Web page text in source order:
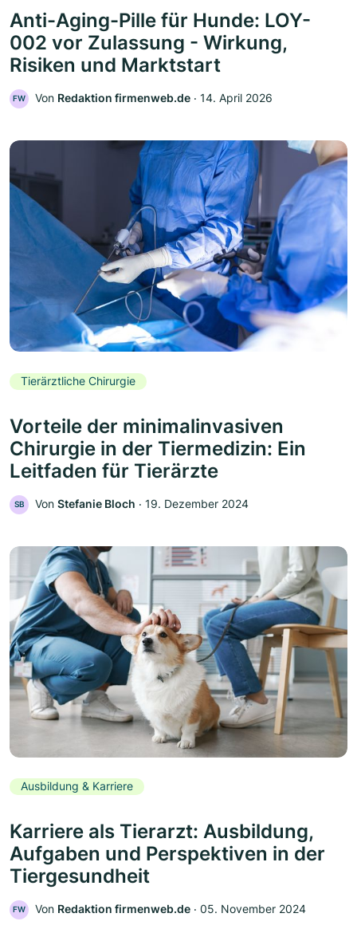
Anti-Aging-Pille für Hunde: LOY-
002 vor Zulassung - Wirkung,
Risiken und Marktstart
FW Von Redaktion firmenweb.de ‧ 14. April 2026
Tierärztliche Chirurgie
Vorteile der minimalinvasiven
Chirurgie in der Tiermedizin: Ein
Leitfaden für Tierärzte
SB Von Stefanie Bloch ‧ 19. Dezember 2024
Ausbildung & Karriere
Karriere als Tierarzt: Ausbildung,
Aufgaben und Perspektiven in der
Tiergesundheit
FW Von Redaktion firmenweb.de ‧ 05. November 2024